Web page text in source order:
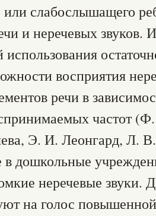
или слабослышащего
и неречевых звуков.
восприятия
речи в
частот
Э. И. Леонгард, Л.
дошкольные
неречевые звуки.
на голос